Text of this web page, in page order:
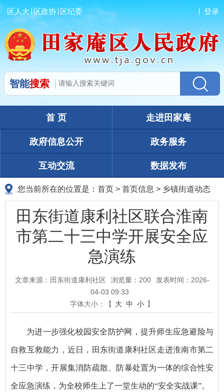
区人大 区政协 区纪委 登录
智能搜索
首 页 走进田家庵
政府信息公开 政务服务
互动交流 数据发布
您当前所在的位置是： 首页 > 首页信息 > 乡镇街道动态
田东街道康利社区联合淮南
市第二十三中学开展安全应
急演练
文章来源：田东街道康利社区 浏览量： 200
发表时间：2026-
04-03 09:33
字体大小：【 大 中 小 】
为进一步强化校园安全防护网，提升师生应急避险与
自救互救能力，近日，田东街道康利社区走进淮南市第二
十三中学，开展集消防疏散、防暴处置为一体的综合性安
全应急演练，为全校师生上了一堂生动的“安全实战课”。